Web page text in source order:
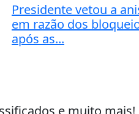
Presidente vetou a
em razão dos
após as...
e muito mais!